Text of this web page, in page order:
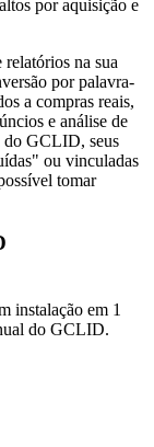
por aquisição e
na sua
por palavra-
a compras reais,
e análise de
do GCLID, seus
ou vinculadas
tomar
instalação em 1
do GCLID.